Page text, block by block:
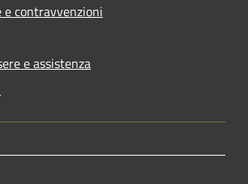
contravvenzioni
e assistenza